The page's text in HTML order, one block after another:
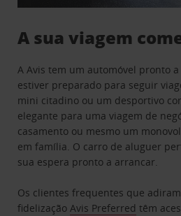
A sua viagem
A Avis tem um automóvel pronto
estiver preparado para seguir
mini citadino ou um desportivo
elegante para uma viagem de
casamento ou mesmo um
em família. O carro de aluguer
sua espera pronto a arrancar.
Os clientes frequentes que
fidelizaçãoAvis Preferred têm